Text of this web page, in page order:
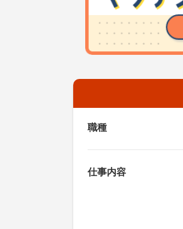
職種
仕事内容